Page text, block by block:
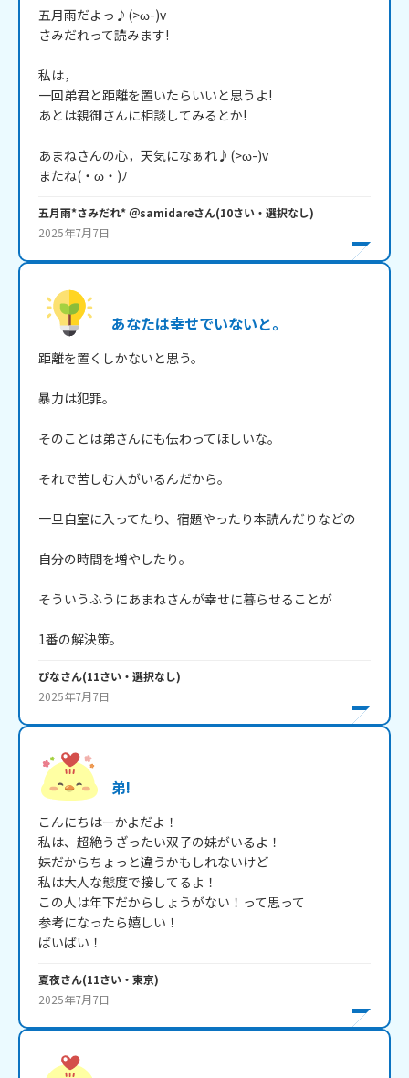
五月雨だよっ♪(>ω-)v
さみだれって読みます!
私は，
一回弟君と距離を置いたらいいと思うよ!
あとは親御さんに相談してみるとか!
あまねさんの心，天気になぁれ♪(>ω-)v
またね(・ω・)ﾉ
五月雨*さみだれ* ＠samidareさん(10さい・ 選択なし)
2025年7月7日
あなたは幸せでいないと。
距離を置くしかないと思う。
暴力は犯罪。
そのことは弟さんにも伝わってほしいな。
それで苦しむ人がいるんだから。
一旦自室に入ってたり、宿題やったり本読んだりなどの
自分の時間を増やしたり。
そういうふうにあまねさんが幸せに暮らせることが
1番の解決策。
ぴなさん(11さい・ 選択なし)
2025年7月7日
弟!
こんにちはーかよだよ！
私は、超絶うざったい双子の妹がいるよ！
妹だからちょっと違うかもしれないけど
私は大人な態度で接してるよ！
この人は年下だからしょうがない！って思って
参考になったら嬉しい！
ばいばい！
夏夜さん(11さい・ 東京)
2025年7月7日